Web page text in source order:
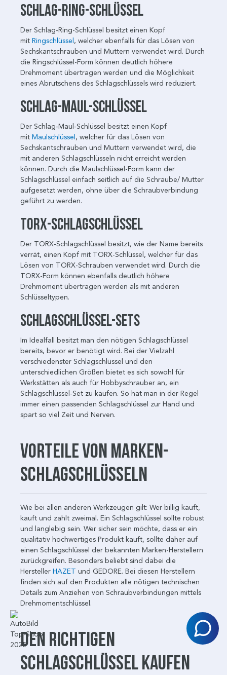
Schlag-Ring-Schlüssel
Der Schlag-Ring-Schlüssel besitzt einen Kopf
mit Ringschlüssel , welcher ebenfalls für das Lösen von
Sechskantschrauben und Muttern verwendet wird. Durch
die Ringschlüssel-Form können deutlich höhere
Drehmoment übertragen werden und die Möglichkeit
eines Abrutschens des Schlagschlüssels wird reduziert.
Schlag-Maul-Schlüssel
Der Schlag-Maul-Schlüssel besitzt einen Kopf
mit Maulschlüssel , welcher für das Lösen von
Sechskantschrauben und Muttern verwendet wird, die
mit anderen Schlagschlüsseln nicht erreicht werden
können. Durch die Maulschlüssel-Form kann der
Schlagschlüssel einfach seitlich auf die Schraube/ Mutter
aufgesetzt werden, ohne über die Schraubverbindung
geführt zu werden.
TORX-Schlagschlüssel
Der TORX-Schlagschlüssel besitzt, wie der Name bereits
verrät, einen Kopf mit TORX-Schlüssel, welcher für das
Lösen von TORX-Schrauben verwendet wird. Durch die
TORX-Form können ebenfalls deutlich höhere
Drehmoment übertragen werden als mit anderen
Schlüsseltypen.
Schlagschlüssel-Sets
Im Idealfall besitzt man den nötigen Schlagschlüssel
bereits, bevor er benötigt wird. Bei der Vielzahl
verschiedenster Schlagschlüssel und den
unterschiedlichen Größen bietet es sich sowohl für
Werkstätten als auch für Hobbyschrauber an, ein
Schlagschlüssel-Set zu kaufen. So hat man in der Regel
immer einen passenden Schlagschlüssel zur Hand und
spart so viel Zeit und Nerven.
Vorteile von Marken-
Schlagschlüsseln
Wie bei allen anderen Werkzeugen gilt: Wer billig kauft,
kauft und zahlt zweimal. Ein Schlagschlüssel sollte robust
und langlebig sein. Wer sicher sein möchte, dass er ein
qualitativ hochwertiges Produkt kauft, sollte daher auf
einen Schlagschlüssel der bekannten Marken-Herstellern
zurückgreifen. Besonders beliebt sind dabei die
Hersteller HAZET und GEDORE. Bei diesen Herstellern
finden sich auf den Produkten alle nötigen technischen
Details zum Anziehen von Schraubverbindungen mittels
Drehmomentschlüssel.
Den richtigen
Schlagschlüssel kaufen